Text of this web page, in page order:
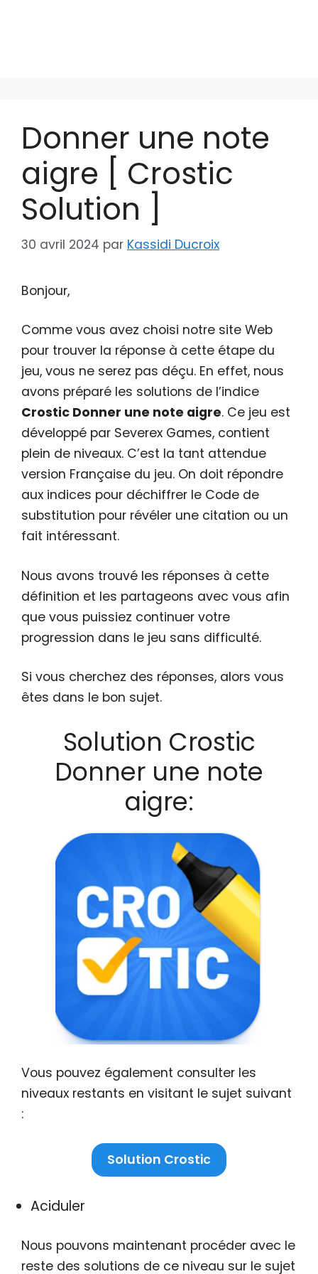
Donner une note
aigre [ Crostic
Solution ]
30 avril 2024 par Kassidi Ducroix
Bonjour,
Comme vous avez choisi notre site Web
pour trouver la réponse à cette étape du
jeu, vous ne serez pas déçu. En effet, nous
avons préparé les solutions de l’indice
Crostic Donner une note aigre. Ce jeu est
développé par Severex Games, contient
plein de niveaux. C’est la tant attendue
version Française du jeu. On doit répondre
aux indices pour déchiffrer le Code de
substitution pour révéler une citation ou un
fait intéressant.
Nous avons trouvé les réponses à cette
définition et les partageons avec vous afin
que vous puissiez continuer votre
progression dans le jeu sans difficulté.
Si vous cherchez des réponses, alors vous
êtes dans le bon sujet.
Solution Crostic
Donner une note
aigre:
Vous pouvez également consulter les
niveaux restants en visitant le sujet suivant
:
Solution Crostic
Aciduler
Nous pouvons maintenant procéder avec le
reste des solutions de ce niveau sur le sujet